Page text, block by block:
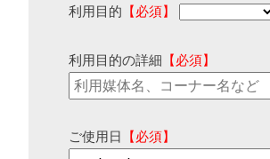
利用目的 【必須】
利用目的の詳細 【必須】
ご使用日 【必須】